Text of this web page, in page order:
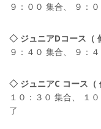
９：００ 集合、 ９：
◇ ジュニアDコース（
９：４０ 集合、 ９：
◇ ジュニアC コース（
１０：３０ 集合、 １
了